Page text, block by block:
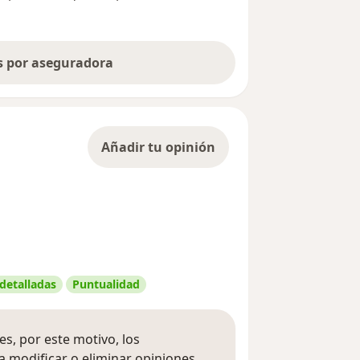
por aseguradora
Añadir tu opinión
Puntualidad
por este motivo, los